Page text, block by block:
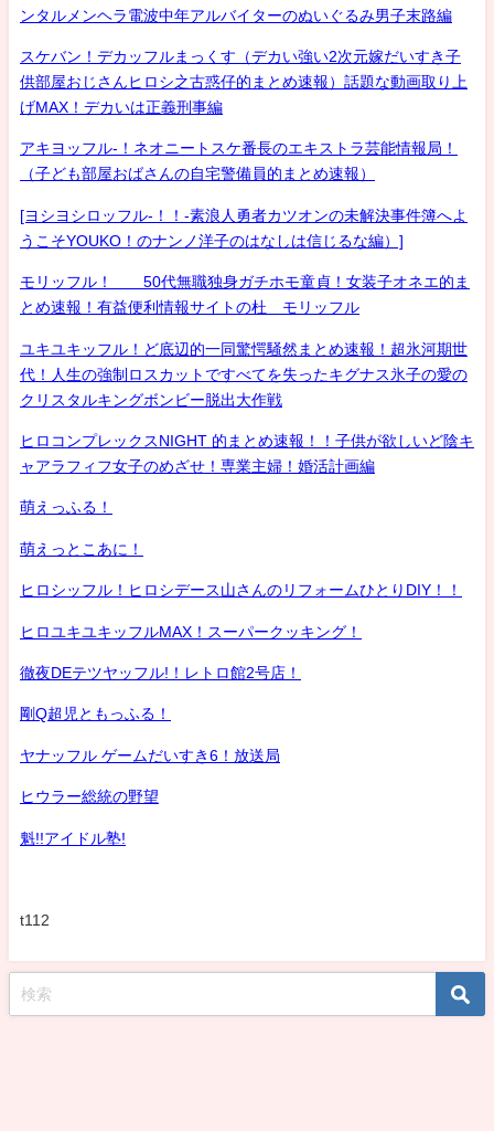
ンタルメンヘラ電波中年アルバイターのぬいぐるみ男子末路編
スケバン！デカッフルまっくす（デカい強い2次元嫁だいすき子
供部屋おじさんヒロシ之古惑仔的まとめ速報）話題な動画取り上
げMAX！デカいは正義刑事編
アキヨッフル-！ネオニートスケ番長のエキストラ芸能情報局！
（子ども部屋おばさんの自宅警備員的まとめ速報）
[ヨシヨシロッフル-！！-素浪人勇者カツオンの未解決事件簿へよ
うこそYOUKO！のナンノ洋子のはなしは信じるな編）]
モリッフル！ 50代無職独身ガチホモ童貞！女装子オネエ的ま
とめ速報！有益便利情報サイトの杜 モリッフル
ユキユキッフル！ど底辺的一同驚愕騒然まとめ速報！超氷河期世
代！人生の強制ロスカットですべてを失ったキグナス氷子の愛の
クリスタルキングボンビー脱出大作戦
ヒロコンプレックスNIGHT 的まとめ速報！！子供が欲しいど陰キ
ャアラフィフ女子のめざせ！専業主婦！婚活計画編
萌えっふる！
萌えっとこあに！
ヒロシッフル！ヒロシデース山さんのリフォームひとりDIY！！
ヒロユキユキッフルMAX！スーパークッキング！
徹夜DEテツヤッフル!！レトロ館2号店！
剛Q超児ともっふる！
ヤナッフル ゲームだいすき6！放送局
ヒウラー総統の野望
魁!!アイドル塾!
t112